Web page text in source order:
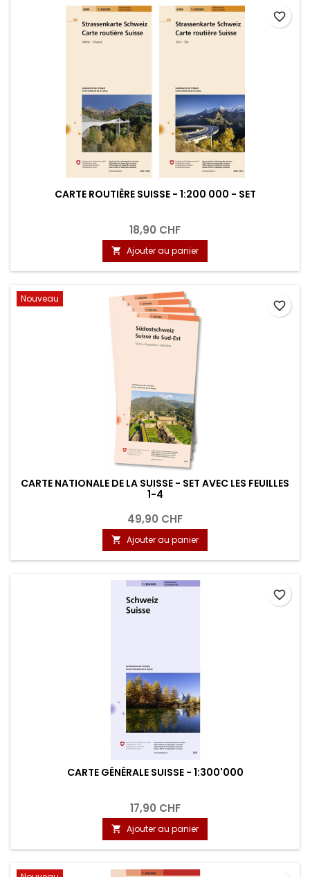
CARTE ROUTIÈRE SUISSE - 1:200 000 - SET
18,90 CHF
 Ajouter au panier
favorite_border
Nouveau
CARTE NATIONALE DE LA SUISSE - SET AVEC LES FEUILLES
1-4
49,90 CHF
 Ajouter au panier
favorite_border
CARTE GÉNÉRALE SUISSE - 1:300'000
17,90 CHF
 Ajouter au panier
favorite_border